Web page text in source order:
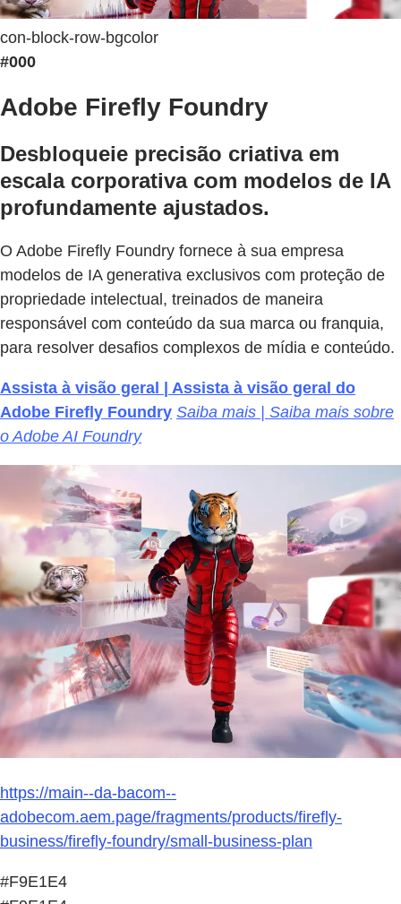
con-block-row-bgcolor
#000
Adobe Firefly Foundry
Desbloqueie precisão criativa em
escala corporativa com modelos de IA
profundamente ajustados.
O Adobe Firefly Foundry fornece à sua empresa
modelos de IA generativa exclusivos com proteção de
propriedade intelectual, treinados de maneira
responsável com conteúdo da sua marca ou franquia,
para resolver desafios complexos de mídia e conteúdo.
Assista à visão geral | Assista à visão geral do
Adobe Firefly Foundry Saiba mais | Saiba mais sobre
o Adobe AI Foundry
https://main--da-bacom--
adobecom.aem.page/fragments/products/firefly-
business/firefly-foundry/small-business-plan
#F9E1E4